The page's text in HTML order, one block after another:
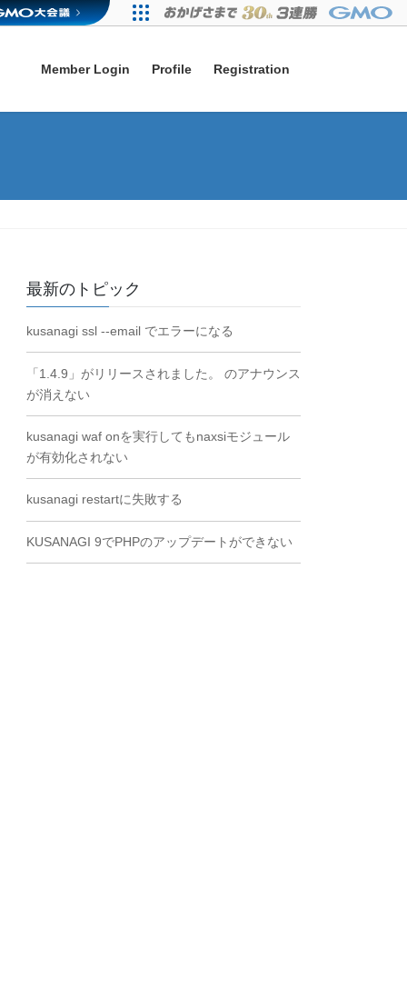
Member Login Profile Registration
最新のトピック
kusanagi ssl --email でエラーになる
「1.4.9」がリリースされました。 のアナウンス
が消えない
kusanagi waf onを実行してもnaxsiモジュール
が有効化されない
kusanagi restartに失敗する
KUSANAGI 9でPHPのアップデートができない